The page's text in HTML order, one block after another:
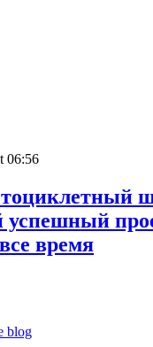
06:56
успешный
время
blog